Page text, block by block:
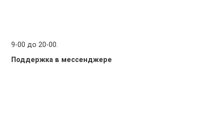
9-00 до 20-00.
Поддержка в мессенджере